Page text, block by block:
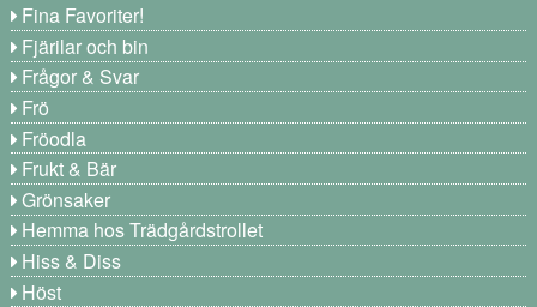
Fina Favoriter!
Fjärilar och bin
Frågor & Svar
Frö
Fröodla
Frukt & Bär
Grönsaker
Hemma hos Trädgårdstrollet
Hiss & Diss
Höst